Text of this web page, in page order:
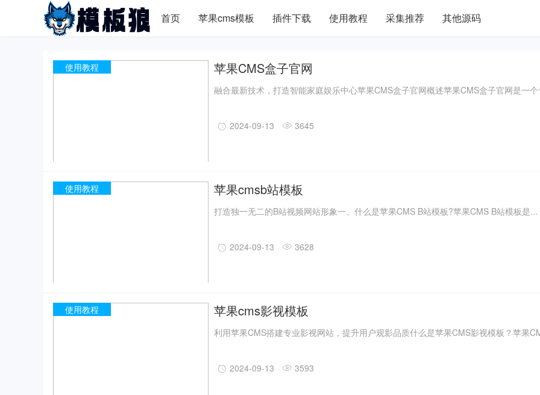
首页 苹果cms模板 插件下载 使用教程 采集推荐 其他源码
使用教程 苹果CMS盒子官网
融合最新技术，打造智能家庭娱乐中心苹果CMS盒子官网概述苹果CMS盒子官网是一
2024-09-13 3645
使用教程 苹果cmsb站模板
打造独一无二的B站视频网站形象一、什么是苹果CMS B站模板?苹果CMS B站模板是...
2024-09-13 3628
使用教程 苹果cms影视模板
利用苹果CMS搭建专业影视网站，提升用户观影品质什么是苹果CMS影视模板？苹果
2024-09-13 3593